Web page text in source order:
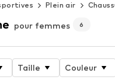
Plein air
pour femmes 6
Taille Couleur